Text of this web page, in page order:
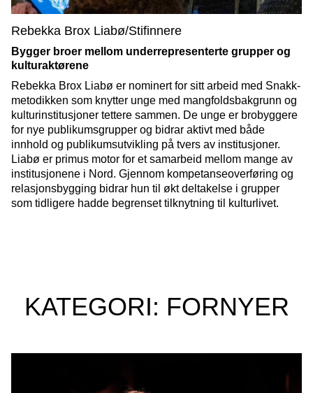
Rebekka Brox Liabø/Stifinnere
Bygger broer mellom underrepresenterte grupper og
kulturaktørene
Rebekka Brox Liabø er nominert for sitt arbeid med Snakk-
metodikken som knytter unge med mangfoldsbakgrunn og
kulturinstitusjoner tettere sammen. De unge er brobyggere
for nye publikumsgrupper og bidrar aktivt med både
innhold og publikumsutvikling på tvers av institusjoner.
Liabø er primus motor for et samarbeid mellom mange av
institusjonene i Nord. Gjennom kompetanseoverføring og
relasjonsbygging bidrar hun til økt deltakelse i grupper
som tidligere hadde begrenset tilknytning til kulturlivet.
KATEGORI: FORNYER